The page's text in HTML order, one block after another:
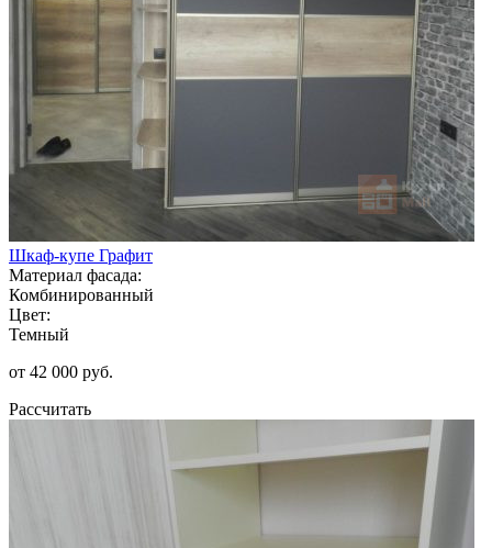
Шкаф-купе Графит
Материал фасада:
Комбинированный
Цвет:
Темный
от 42 000 руб.
Рассчитать